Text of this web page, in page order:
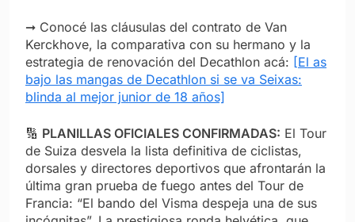
➞ Conocé las cláusulas del contrato de Van
Kerckhove, la comparativa con su hermano y la
estrategia de renovación del Decathlon acá: [El as
bajo las mangas de Decathlon si se va Seixas:
blinda al mejor junior de 18 años]
🔢 PLANILLAS OFICIALES CONFIRMADAS: El Tour
de Suiza desvela la lista definitiva de ciclistas,
dorsales y directores deportivos que afrontarán la
última gran prueba de fuego antes del Tour de
Francia: “El bando del Visma despeja una de sus